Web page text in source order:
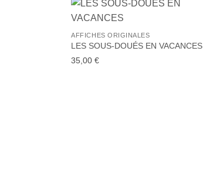
de
+
AFFICHES ORIGINALES
LES SOUS-DOUÉS EN VACANCES
35,00€